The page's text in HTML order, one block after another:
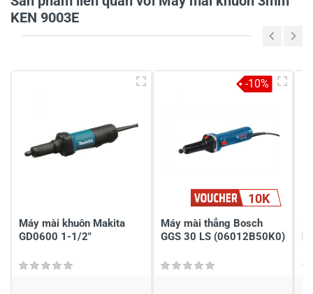
Tiêu đề của nhận xét *
KEN 9003E
Máy mài khuôn Makita
GD0600 1-1/2"
10K
Máy mài thẳng Bosch
GGS 30 LS (06012B50K0)
-10%